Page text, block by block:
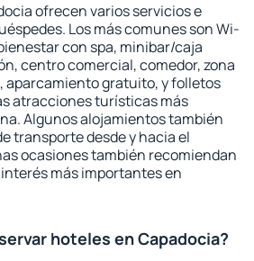
ofrecen varios servicios e
Los más comunes son Wi-
con spa, minibar/caja
centro comercial, comedor, zona
aparcamiento gratuito, y folletos
atracciones turísticas más
Algunos alojamientos también
transporte desde y hacia el
ocasiones también recomiendan
más importantes en
hoteles en Capadocia?